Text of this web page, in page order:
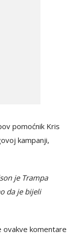
pomoćnik Kris
kampanji,
je Trampa
da je bijeli
ovakve komentare